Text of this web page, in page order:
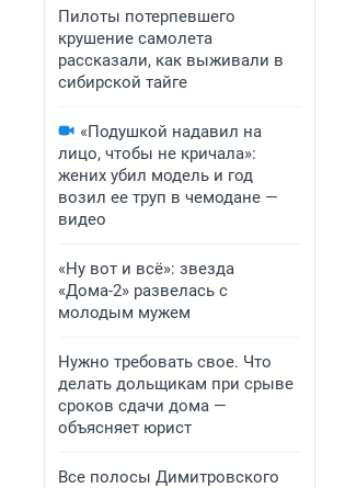
Пилоты потерпевшего
крушение самолета
рассказали, как выживали в
сибирской тайге
«Подушкой надавил на
лицо, чтобы не кричала»:
жених убил модель и год
возил ее труп в чемодане —
видео
«Ну вот и всё»: звезда
«Дома-2» развелась с
молодым мужем
Нужно требовать свое. Что
делать дольщикам при срыве
сроков сдачи дома —
объясняет юрист
Все полосы Димитровского